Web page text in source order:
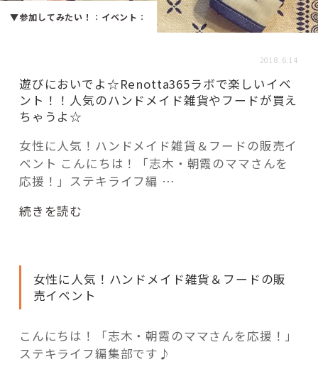
fleXe リノベ事例
「ひと」
コーディネーター紹介
記事検索
▼参加してみたい！ ： イベント ：
2018.6.14
遊びにおいでよ☆Renotta365ラボで楽しいイベ
ント！！人気のハンドメイド雑貨やフードが買え
ちゃうよ☆
女性に人気！ハンドメイド雑貨＆フードの販売イ
ベント こんにちは！「志木・朝霞のママさんを
応援！」ステキライフ編 …
“遊
お
☆Renotta365
ラ
続きを読む
女性に人気！ハンドメイド雑貨＆フードの販
売イベント
こんにちは！「志木・朝霞のママさんを応援！」
ステキライフ編集部です♪